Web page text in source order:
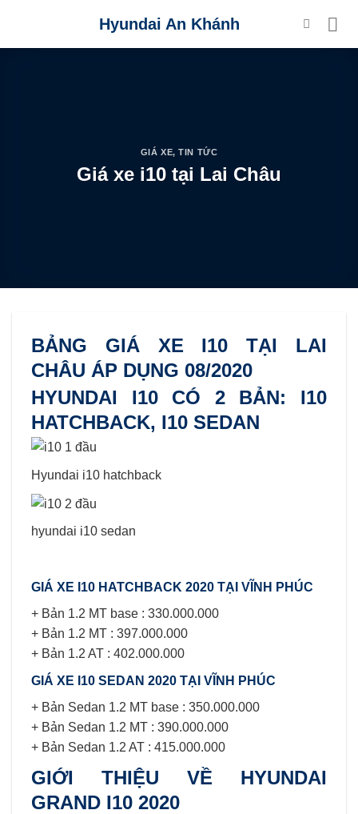
content
Hyundai An Khánh
GIÁ XE,TIN TỨC
Giá xe i10 tại Lai Châu
BẢNG GIÁ XE I10 TẠI LAI
CHÂU ÁP DỤNG 08/2020
HYUNDAI I10 CÓ 2 BẢN: I10
HATCHBACK, I10 SEDAN
Hyundai i10 hatchback
hyundai i10 sedan
GIÁ XE I10 HATCHBACK 2020 TẠI VĨNH PHÚC
+ Bản 1.2 MT base : 330.000.000
+ Bản 1.2 MT : 397.000.000
+ Bản 1.2 AT : 402.000.000
GIÁ XE I10 SEDAN 2020 TẠI VĨNH PHÚC
+ Bản Sedan 1.2 MT base : 350.000.000
+ Bản Sedan 1.2 MT : 390.000.000
+ Bản Sedan 1.2 AT : 415.000.000
GIỚI THIỆU VỀ HYUNDAI
GRAND I10 2020